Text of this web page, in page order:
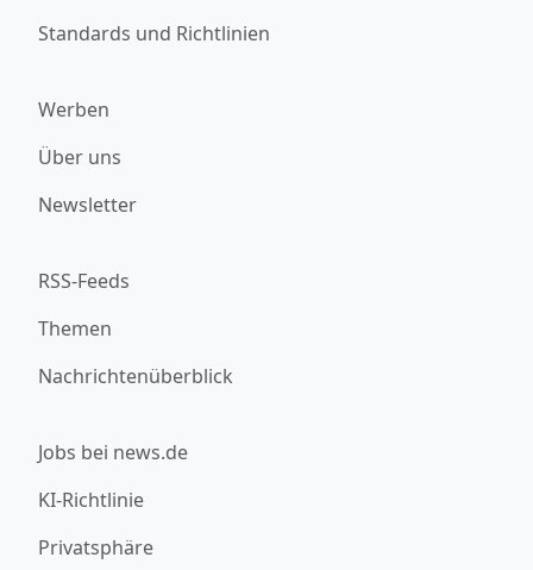
Standards und Richtlinien
Werben
Über uns
Newsletter
RSS-Feeds
Themen
Nachrichtenüberblick
Jobs bei news.de
KI-Richtlinie
Privatsphäre